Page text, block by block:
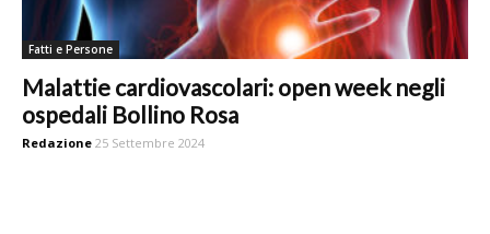
Fatti e Persone
Malattie cardiovascolari: open week negli
ospedali Bollino Rosa
Redazione 25 Settembre 2024